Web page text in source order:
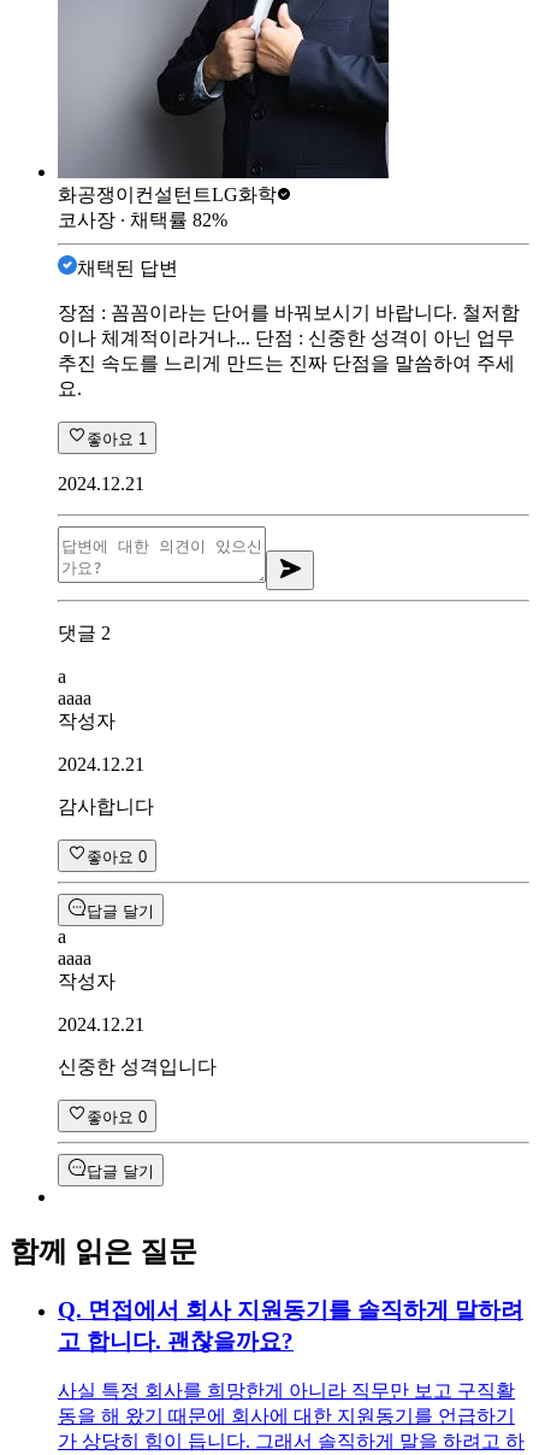
화공쟁이컨설턴트LG화학
코사장 ∙ 채택률 82%
채택된 답변
장점 : 꼼꼼이라는 단어를 바꿔보시기 바랍니다. 철저함
이나 체계적이라거나... 단점 : 신중한 성격이 아닌 업무
추진 속도를 느리게 만드는 진짜 단점을 말씀하여 주세
요.
좋아요 1
2024.12.21
댓글 2
a
aaaa
작성자
2024.12.21
감사합니다
좋아요 0
답글 달기
a
aaaa
작성자
2024.12.21
신중한 성격입니다
좋아요 0
답글 달기
함께 읽은 질문
Q. 면접에서 회사 지원동기를 솔직하게 말하려
고 합니다. 괜찮을까요?
사실 특정 회사를 희망한게 아니라 직무만 보고 구직활
동을 해 왔기 때문에 회사에 대한 지원동기를 언급하기
가 상당히 힘이 듭니다. 그래서 솔직하게 말을 하려고 하